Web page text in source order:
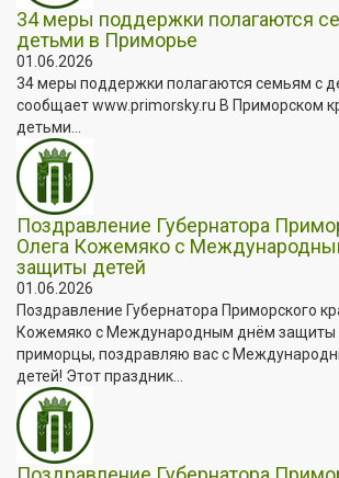
34 меры поддержки полагаются
детьми в Приморье
01.06.2026
34 меры поддержки полагаются семьям с
сообщает www.primorsky.ru В Приморском
детьми...
Поздравление Губернатора
Олега Кожемяко с
защиты детей
01.06.2026
Поздравление Губернатора Приморского
Кожемяко с Международным днём защиты
приморцы, поздравляю вас с
детей! Этот праздник...